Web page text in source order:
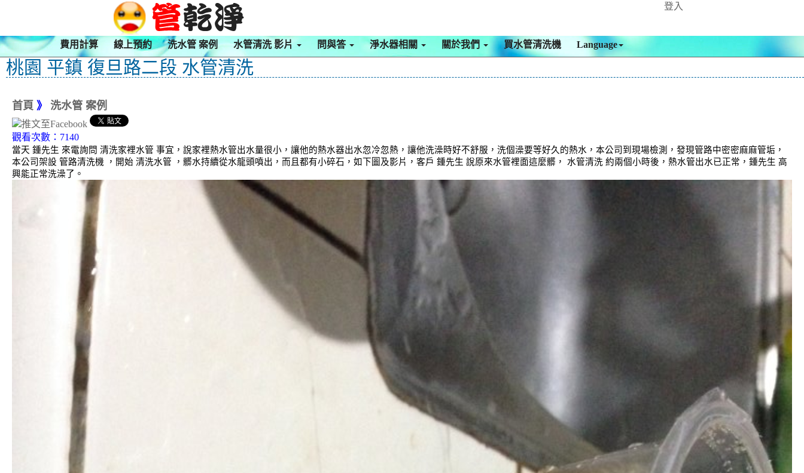
登入
費用計算 線上預約 洗水管 案例 水管清洗 影片 問與答 淨水器相關 關於我們 買水管清洗機 Language
桃園 平鎮 復旦路二段 水管清洗
首頁 》 洗水管 案例
觀看次數：7140
當天 鍾先生 來電詢問 清洗家裡水管 事宜，說家裡熱水管出水量很小，讓他的熱水器出水忽冷忽熱，讓他洗澡時好不舒服，洗個澡要等好久的熱水，本公司到現場檢測，發現管路中密密麻麻管垢，
本公司架設 管路清洗機 ，開始 清洗水管 ，髒水持續從水龍頭噴出，而且都有小碎石，如下圖及影片，客戶 鍾先生 說原來水管裡面這麼髒， 水管清洗 約兩個小時後，熱水管出水已正常，鍾先生 高
興能正常洗澡了。